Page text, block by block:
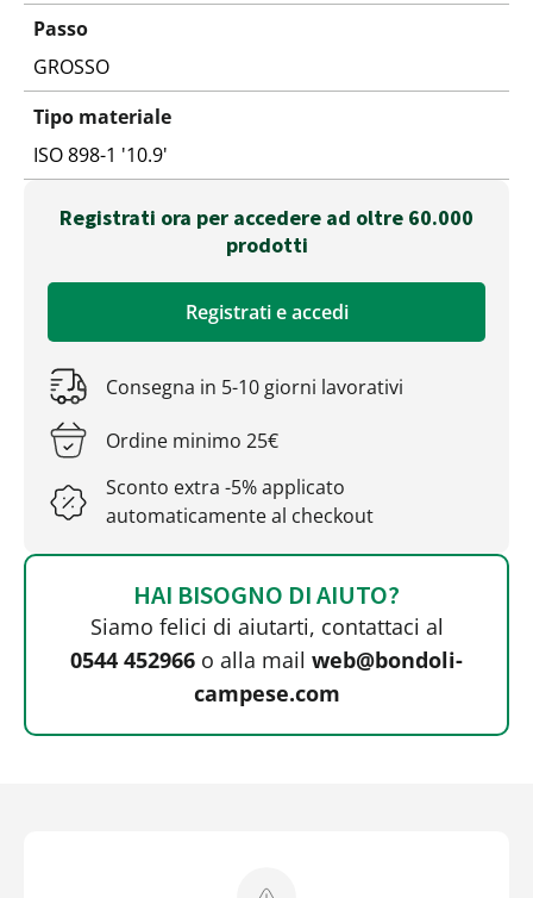
Passo
GROSSO
Tipo materiale
ISO 898-1 '10.9'
Registrati ora per accedere ad oltre 60.000
prodotti
Registrati e accedi
Consegna in 5-10 giorni lavorativi
Ordine minimo 25€
Sconto extra -5% applicato
automaticamente al checkout
HAI BISOGNO DI AIUTO?
Siamo felici di aiutarti, contattaci al
0544 452966 o alla mail web@bondoli-
campese.com